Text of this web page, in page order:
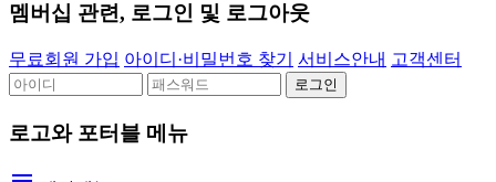
멤버십 관련, 로그인 및 로그아웃
무료회원 가입 아이디·비밀번호 찾기 서비스안내 고객센터
로고와 포터블 메뉴